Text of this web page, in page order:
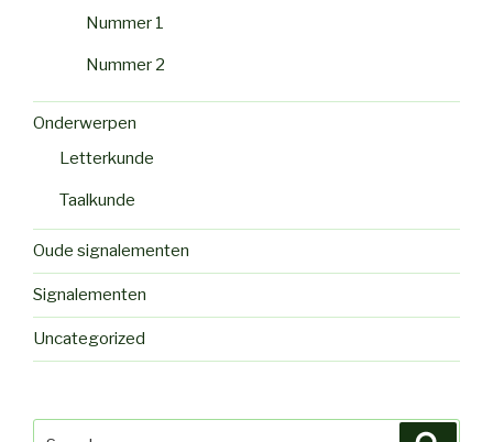
Nummer 1
Nummer 2
Onderwerpen
Letterkunde
Taalkunde
Oude signalementen
Signalementen
Uncategorized